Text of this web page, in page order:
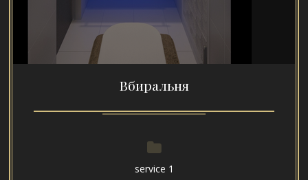
Вбиральня
service 1